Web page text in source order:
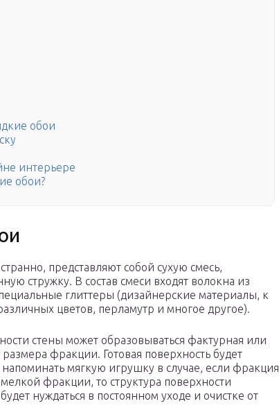
обои
интерьере
обои?
представляют собой сухую смесь,
стружку. В состав смеси входят волокна из
глиттеры (дизайнерские материалы, к
цветов, перламутр и многое другое).
стены может образовываться фактурная или
фракции. Готовая поверхность будет
мягкую игрушку в случае, если фракция
фракции, то структура поверхности
нуждаться в постоянном уходе и очистке от